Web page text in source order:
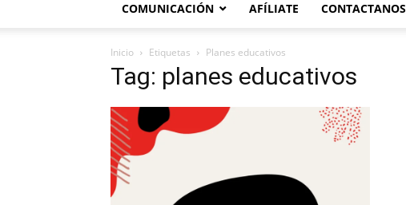
COMUNICACIÓN AFÍLIATE CONTACTANOS
Inicio Etiquetas Planes educativos
Tag: planes educativos